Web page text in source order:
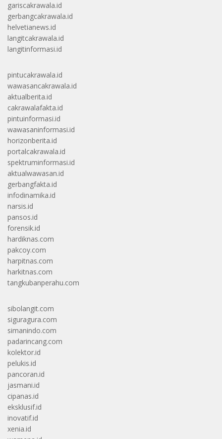
gariscakrawala.id
gerbangcakrawala.id
helvetianews.id
langitcakrawala.id
langitinformasi.id
pintucakrawala.id
wawasancakrawala.id
aktualberita.id
cakrawalafakta.id
pintuinformasi.id
wawasaninformasi.id
horizonberita.id
portalcakrawala.id
spektruminformasi.id
aktualwawasan.id
gerbangfakta.id
infodinamika.id
narsis.id
pansos.id
forensik.id
hardiknas.com
pakcoy.com
harpitnas.com
harkitnas.com
tangkubanperahu.com
sibolangit.com
siguragura.com
simanindo.com
padarincang.com
kolektor.id
pelukis.id
pancoran.id
jasmani.id
cipanas.id
eksklusif.id
inovatif.id
xenia.id